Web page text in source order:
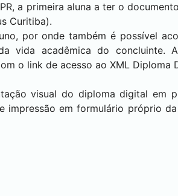
a primeira aluna a ter o
Curitiba).
por onde também é possível
vida acadêmica do concluinte.
o link de acesso ao XML Diploma
visual do diploma digital em
impressão em formulário próprio